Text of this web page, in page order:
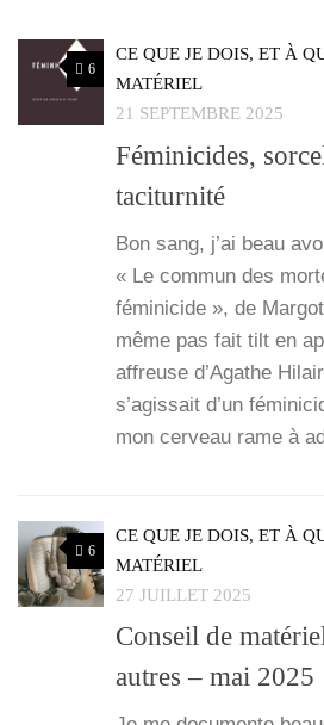
6
CE QUE JE DOIS, ET À
MATÉRIEL
21 SEPTEMBRE 2025
Féminicides,
taciturnité
Bon sang, j’ai beau
« Le com­mun des
fémi­ni­cide », de
même pas fait tilt en
affreuse d’A­gathe
s’a­gis­sait d’un
mon cer­veau rame à
6
CE QUE JE DOIS, ET À
MATÉRIEL
27 JUILLET 2025
Conseil de
autres – mai 2025